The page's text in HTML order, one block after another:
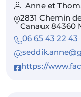
Anne et
2831 Chemin
Canaux 84360
06 65 43 22 43
https://